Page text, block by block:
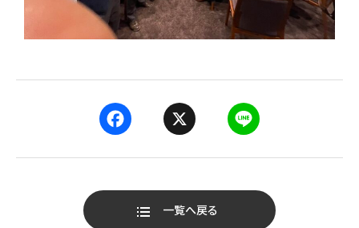
F
a
X
L
i
一覧へ戻る